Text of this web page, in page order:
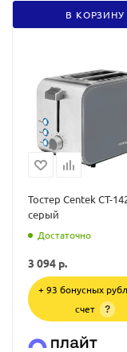
В КОРЗИНУ
Тостер Centek CT-
серый
Достаточно
3 094 р.
+ 93 бонусных
счет
?